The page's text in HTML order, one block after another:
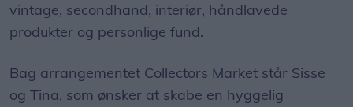
vintage, secondhand, interiør, håndlavede
produkter og personlige fund.
Bag arrangementet Collectors Market står Sisse
og Tina, som ønsker at skabe en hyggelig